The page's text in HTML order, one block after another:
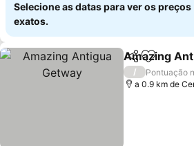
Selecione as datas para ver os preços
exatos.
Partilhar
Amazing
/
Pontuação
a 0.9 km de